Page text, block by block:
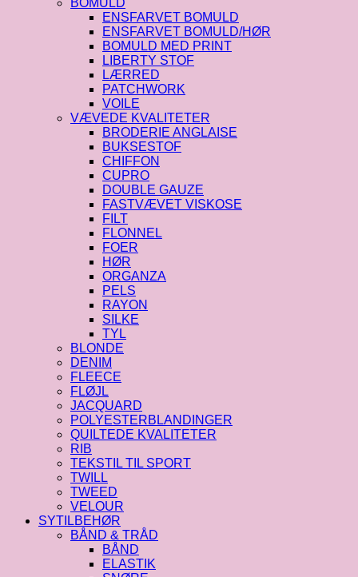
BOMULD
ENSFARVET BOMULD
ENSFARVET BOMULD/HØR
BOMULD MED PRINT
LIBERTY STOF
LÆRRED
PATCHWORK
VOILE
VÆVEDE KVALITETER
BRODERIE ANGLAISE
BUKSESTOF
CHIFFON
CUPRO
DOUBLE GAUZE
FASTVÆVET VISKOSE
FILT
FLONNEL
FOER
HØR
ORGANZA
PELS
RAYON
SILKE
TYL
BLONDE
DENIM
FLEECE
FLØJL
JACQUARD
POLYESTERBLANDINGER
QUILTEDE KVALITETER
RIB
TEKSTIL TIL SPORT
TWILL
TWEED
VELOUR
SYTILBEHØR
BÅND & TRÅD
BÅND
ELASTIK